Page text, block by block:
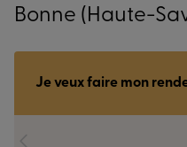
Bonne (Haute-
Je veux faire mon